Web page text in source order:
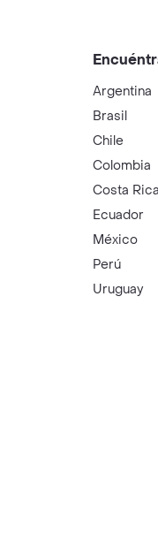
Argentina
Brasil
Chile
Colombia
Costa Rica
Ecuador
México
Perú
Uruguay